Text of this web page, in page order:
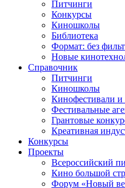
Питчинги
Конкурсы
Киношколы
Библиотека
Формат: без
Новые
Справочник
Питчинги
Киношколы
Кинофестивали и
Фестивальные
Грантовые
Креативная
Конкурсы
Проекты
Всероссийский
Кино большой
Форум «Новый